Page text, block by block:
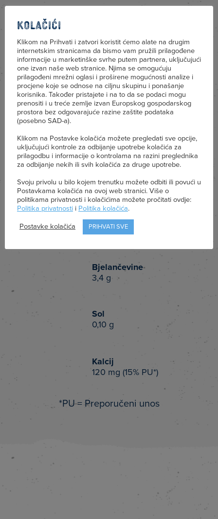
241 kJ / 58 kcal
Masti
2,8 g
1,8 g
4,7 g
od kojih šećeri
4,7 g
Bjelančevine
3,4 g
Sol
0,10 g
Kalcij
120 mg (15% PU*)
*PU = Preporučeni unos
Kolačići
Klikom na Prihvati i zatvori koristit ćemo alate na drugim
internetskim stranicama da bismo vam pružili prilagođene
informacije u marketinške svrhe putem partnera, uključujući
one izvan naše web stranice. Njima se omogućuju
prilagođeni mrežni oglasi i proširene mogućnosti analize i
procjene koje se odnose na ciljnu skupinu i ponašanje
korisnika. Također pristajete i na to da se podaci mogu
prenositi i u treće zemlje izvan Europskog gospodarskog
prostora bez odgovarajuće razine zaštite podataka
(posebno SAD-a).
Klikom na Postavke kolačića možete pregledati sve opcije,
uključujući kontrole za odbijanje upotrebe kolačića za
prilagodbu i informacije o kontrolama na razini preglednika
za odbijanje nekih ili svih kolačića za druge upotrebe.
Svoju privolu u bilo kojem trenutku možete odbiti ili povući u
Postavkama kolačića na ovoj web stranici. Više o
politikama privatnosti i kolačićima možete pročitati ovdje:
Politika privatnosti i Politika kolačića.
Postavke kolačića PRIHVATI SVE